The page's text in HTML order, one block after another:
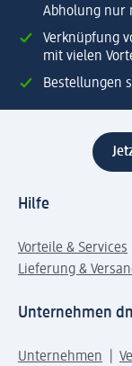
Abholung nur
Verknüpfung
mit vielen
Bestellungen
Hilfe
Vorteile & Services
Lieferung &
Unternehmen
Unternehmen